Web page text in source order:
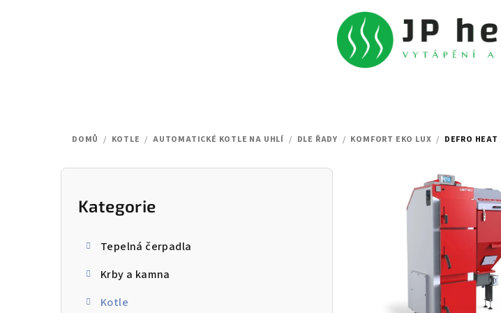
DOMŮ / KOTLE / AUTOMATICKÉ KOTLE NA UHLÍ / DLE ŘADY / KOMFORT EKO LUX / DEFRO
P
Přeskočit
kategorie
Kategorie
Tepelná čerpadla
Krby a kamna
Kotle